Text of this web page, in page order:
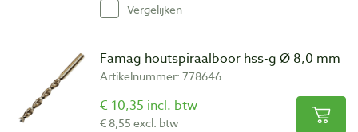
Vergelijken
Famag houtspiraalboor hss-g Ø 8,0 mm
Artikelnummer: 778646
€ 10,35 incl. btw
€ 8,55 excl. btw